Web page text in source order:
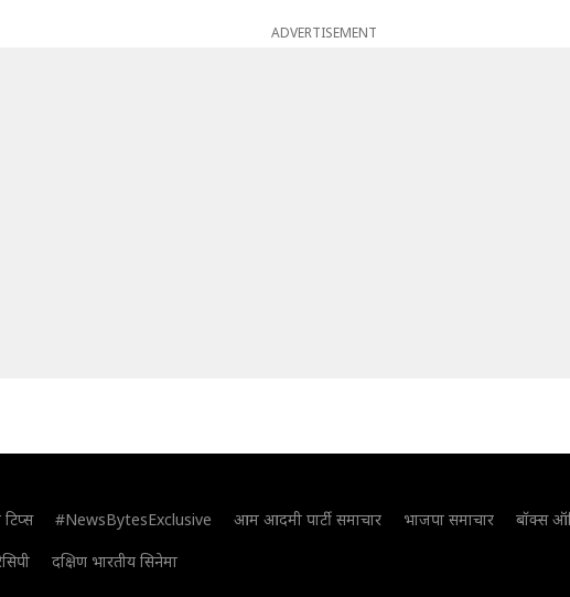
ADVERTISEMENT
टिप्स #NewsBytesExclusive आम आदमी पार्टी समाचार भाजपा समाचार बॉक्स
दक्षिण भारतीय सिनेमा